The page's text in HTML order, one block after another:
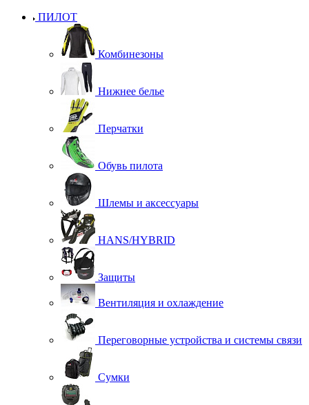
ПИЛОТ
Комбинезоны
Нижнее белье
Перчатки
Обувь пилота
Шлемы и аксессуары
HANS/HYBRID
Защиты
Вентиляция и охлаждение
Переговорные устройства и системы связи
Сумки